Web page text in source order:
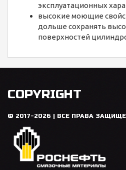
эксплуатационных
высокие моющие
дольше сохранять
поверхностей
COPYRIGHT
© 2017-2026 | ВСЕ ПРАВА